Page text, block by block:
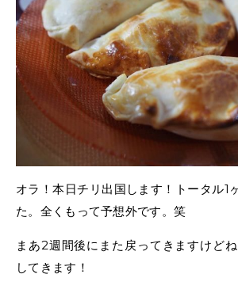
オラ！本日チリ出国します！トータル1ヶ月以上滞在しまし
た。全くもって予想外です。笑
まあ2週間後にまた戻ってきますけどね
してきます！